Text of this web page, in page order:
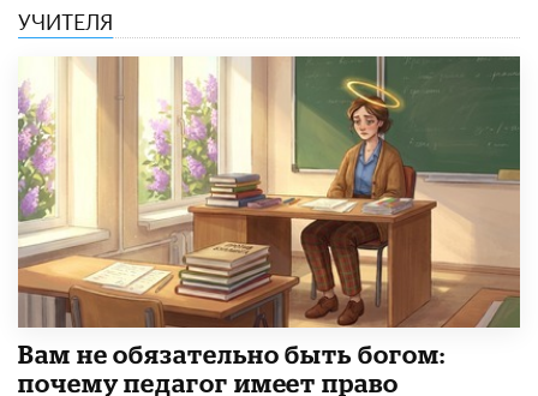
УЧИТЕЛЯ
​Вам не обязательно быть богом:
почему педагог имеет право